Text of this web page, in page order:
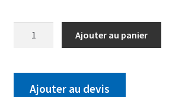
Ajouter au panier
Ajouter au devis